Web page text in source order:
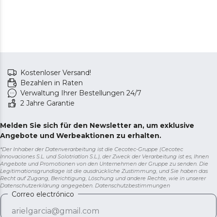
Kostenloser Versand!
Bezahlen in Raten
Verwaltung Ihrer Bestellungen 24/7
2 Jahre Garantie
Melden Sie sich für den Newsletter an, um exklusive
Angebote und Werbeaktionen zu erhalten.
*Der Inhaber der Datenverarbeitung ist die Cecotec-Gruppe (Cecotec
Innovaciones S.L. und Solotriatlon S.L.), der Zweck der Verarbeitung ist es, Ihnen
Angebote und Promotionen von den Unternehmen der Gruppe zu senden. Die
Legitimationsgrundlage ist die ausdrückliche Zustimmung, und Sie haben das
Recht auf Zugang, Berichtigung, Löschung und andere Rechte, wie in unserer
Datenschutzerklärung angegeben. Datenschutzbestimmungen
Correo electrónico